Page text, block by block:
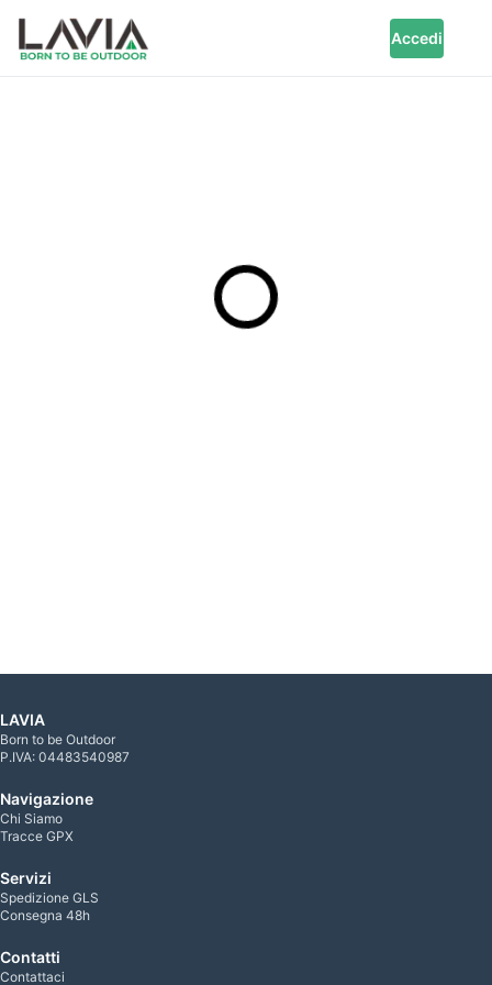
Accedi
LAVIA
Born to be Outdoor
P.IVA: 04483540987
Navigazione
Chi Siamo
Tracce GPX
Servizi
Spedizione GLS
Consegna 48h
Contatti
Contattaci